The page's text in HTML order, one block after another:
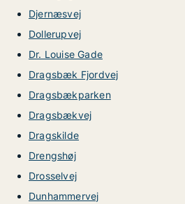
Djernæsvej
Dollerupvej
Dr. Louise Gade
Dragsbæk Fjordvej
Dragsbækparken
Dragsbækvej
Dragskilde
Drengshøj
Drosselvej
Dunhammervej